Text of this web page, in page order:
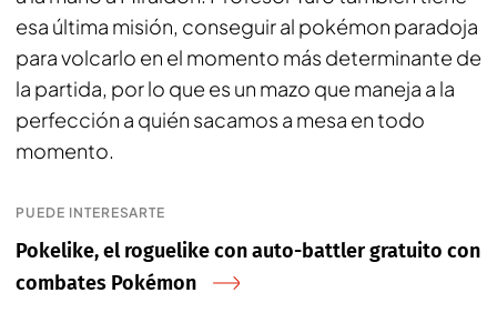
esa última misión, conseguir al pokémon paradoja
para volcarlo en el momento más determinante de
la partida, por lo que es un mazo que maneja a la
perfección a quién sacamos a mesa en todo
momento.
PUEDE INTERESARTE
Pokelike, el roguelike con auto-battler gratuito con
combates Pokémon